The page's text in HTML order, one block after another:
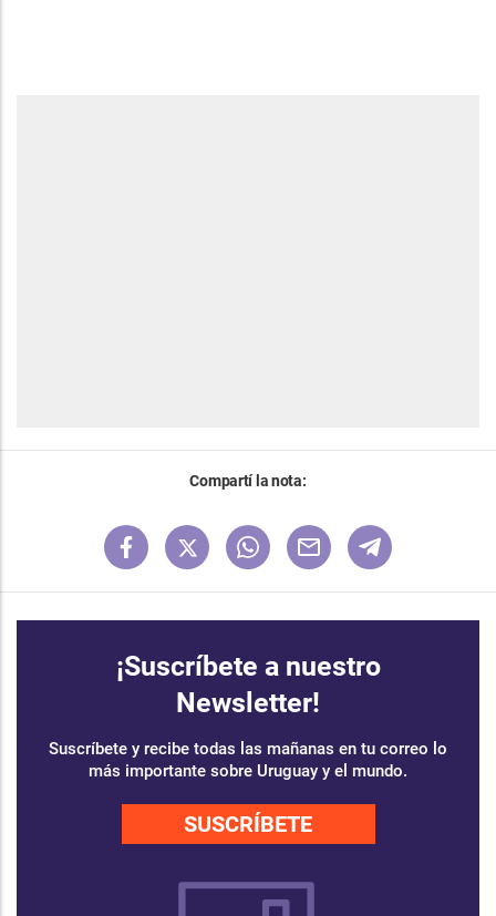
Compartí la nota:
¡Suscríbete a nuestro
Newsletter!
Suscríbete y recibe todas las mañanas en tu correo lo
más importante sobre Uruguay y el mundo.
SUSCRÍBETE